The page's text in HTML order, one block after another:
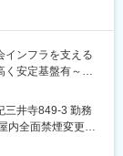
。
連携しながら、
貫して推進。
インフラを支える
く安定基盤有～
業として業務に
せし、業務に慣
三井寺849-3 勤務
内全面禁煙変更の
）